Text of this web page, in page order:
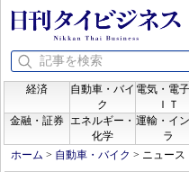
経済
自動車・バイ
ク
電気・電子
ＩＴ
金融・証券
エネルギー・
化学
運輸・イ
ラ
ホーム > 自動車・バイク > ニュース